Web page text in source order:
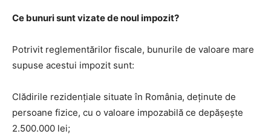
Ce bunuri sunt vizate de noul impozit?
Potrivit reglementărilor fiscale, bunurile de valoare mare
supuse acestui impozit sunt:
Clădirile rezidențiale situate în România, deținute de
persoane fizice, cu o valoare impozabilă ce depășește
2.500.000 lei;